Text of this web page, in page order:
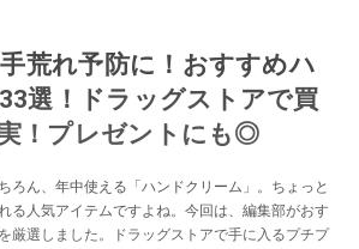
手荒れ予防に！おすすめハ
選！ドラッグストアで買
！プレゼントにも◎
ろん、年中使える「ハンドクリーム」。ちょっと
る人気アイテムですよね。今回は、編集部がおす
厳選しました。ドラッグストアで手に入るプチプ